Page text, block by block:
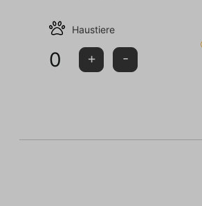
Haustiere
0 + -